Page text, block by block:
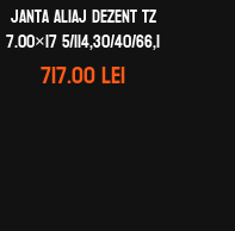
Janta aliaj DEZENT TZ
7.00×17 5/114,30/40/66,1
717.00lei